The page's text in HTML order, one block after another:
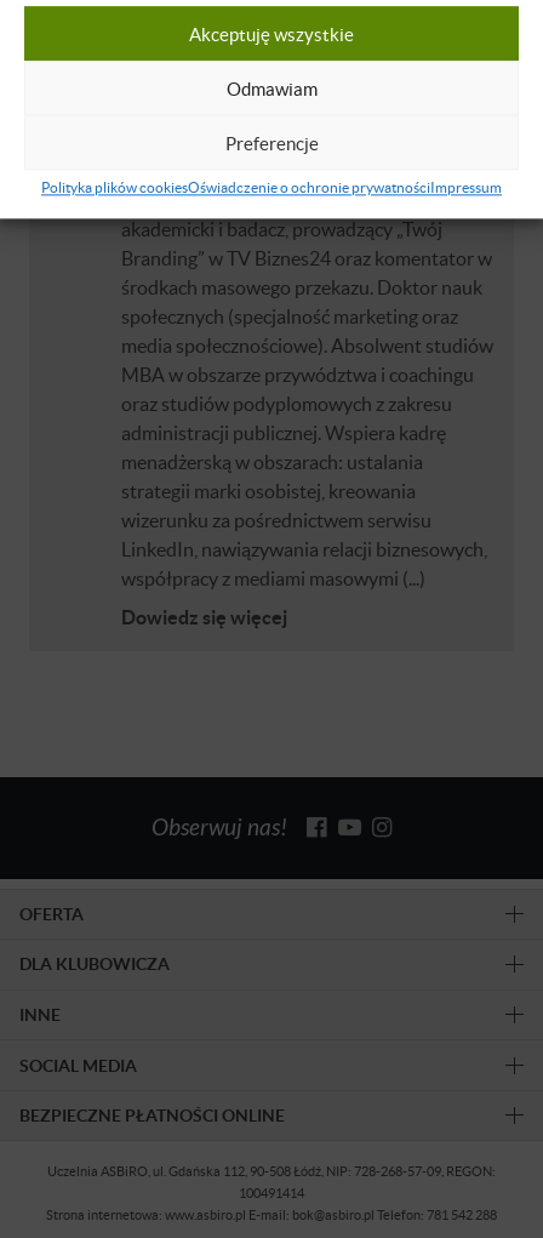
Akceptuję wszystkie
Odmawiam
Preferencje
Polityka plików cookiesOświadczenie o ochronie prywatnościImpressum
O WYKŁADOWCY
Bartłomiej Machnik
obszarze boss brandingu, wykładowca
akademicki i badacz, prowadzący „Twój
Branding” w TV Biznes24 oraz komentator w
środkach masowego przekazu. Doktor nauk
społecznych (specjalność marketing oraz
media społecznościowe). Absolwent studiów
MBA w obszarze przywództwa i coachingu
oraz studiów podyplomowych z zakresu
administracji publicznej. Wspiera kadrę
menadżerską w obszarach: ustalania
strategii marki osobistej, kreowania
wizerunku za pośrednictwem serwisu
LinkedIn, nawiązywania relacji biznesowych,
współpracy z mediami masowymi (...)
Dowiedz się więcej
Obserwuj nas!
OFERTA
DLA KLUBOWICZA
INNE
SOCIAL MEDIA
BEZPIECZNE PŁATNOŚCI ONLINE
Uczelnia ASBiRO, ul. Gdańska 112, 90-508 Łódź, NIP: 728-268-57-09, REGON:
100491414
Strona internetowa: www.asbiro.pl E-mail: bok@asbiro.pl Telefon: 781 542 288